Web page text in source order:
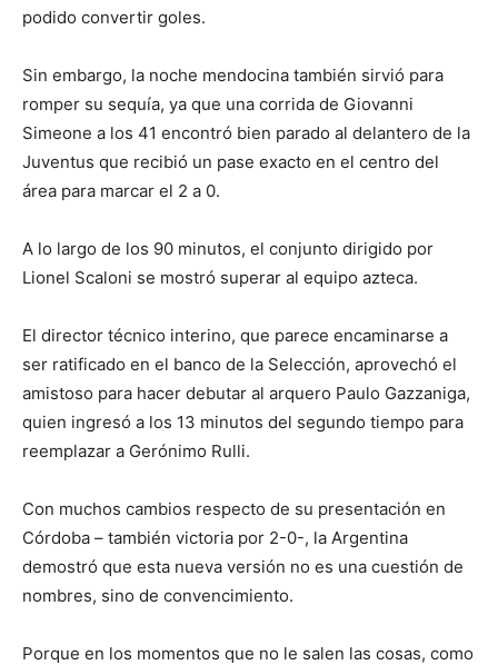
podido convertir goles.
Sin embargo, la noche mendocina también sirvió para
romper su sequía, ya que una corrida de Giovanni
Simeone a los 41 encontró bien parado al delantero de la
Juventus que recibió un pase exacto en el centro del
área para marcar el 2 a 0.
A lo largo de los 90 minutos, el conjunto dirigido por
Lionel Scaloni se mostró superar al equipo azteca.
El director técnico interino, que parece encaminarse a
ser ratificado en el banco de la Selección, aprovechó el
amistoso para hacer debutar al arquero Paulo Gazzaniga,
quien ingresó a los 13 minutos del segundo tiempo para
reemplazar a Gerónimo Rulli.
Con muchos cambios respecto de su presentación en
Córdoba – también victoria por 2-0-, la Argentina
demostró que esta nueva versión no es una cuestión de
nombres, sino de convencimiento.
Porque en los momentos que no le salen las cosas, como